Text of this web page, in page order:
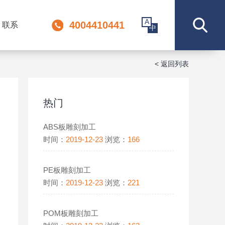
联系 4004410441 A
中
< 返回列表
热门
ABS板雕刻加工
时间： 2019-12-23 浏览： 166
PE板雕刻加工
时间： 2019-12-23 浏览： 221
POM板雕刻加工